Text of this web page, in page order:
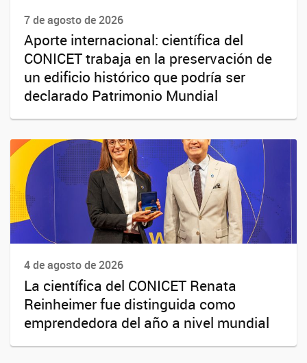
7 de agosto de 2026
Aporte internacional: científica del
CONICET trabaja en la preservación de
un edificio histórico que podría ser
declarado Patrimonio Mundial
4 de agosto de 2026
La científica del CONICET Renata
Reinheimer fue distinguida como
emprendedora del año a nivel mundial